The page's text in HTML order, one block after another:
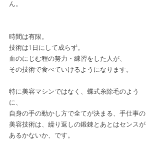
ん。
時間は有限。
技術は1日にして成らず。
血のにじむ程の努力・練習をした人が、
その技術で食べていけるようになります。
特に美容マシンではなく、蝶式糸除毛のよう
に、
自身の手の動かし方で全てが決まる、手仕事の
美容技術は、繰り返しの鍛錬とあとはセンスが
あるかないか、です。